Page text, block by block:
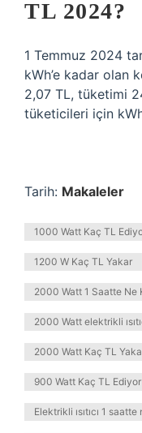
TL 2024?
1 Temmuz 2024
kWh’e kadar olan
2,07 TL, tüketimi
tüketicileri için
Tarih: Makaleler
1000 Watt Kaç TL
1200 W Kaç TL Yakar
2000 Watt 1 Saatte Ne
2000 Watt elektrikli
2000 Watt Kaç TL
900 Watt Kaç TL Ediyor
Elektrikli ısıtıcı 1